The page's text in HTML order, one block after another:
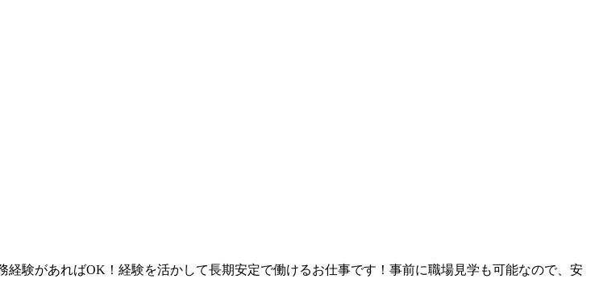
験があればOK！経験を活かして長期安定で働けるお仕事です！事前に職場見学も可能なので、安